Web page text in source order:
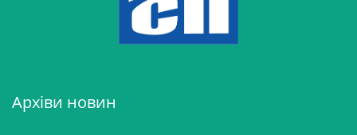
Архіви новин